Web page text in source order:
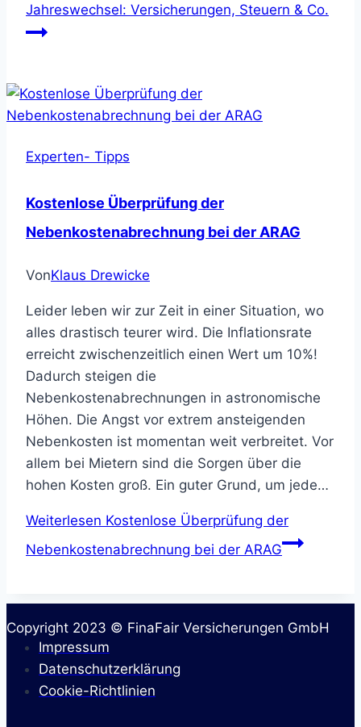
Jahreswechsel: Versicherungen, Steuern & Co.
Experten- Tipps
Kostenlose Überprüfung der
Nebenkostenabrechnung bei der ARAG
VonKlaus Drewicke
Leider leben wir zur Zeit in einer Situation, wo
alles drastisch teurer wird. Die Inflationsrate
erreicht zwischenzeitlich einen Wert um 10%!
Dadurch steigen die
Nebenkostenabrechnungen in astronomische
Höhen. Die Angst vor extrem ansteigenden
Nebenkosten ist momentan weit verbreitet. Vor
allem bei Mietern sind die Sorgen über die
hohen Kosten groß. Ein guter Grund, um jede…
Weiterlesen Kostenlose Überprüfung der
Nebenkostenabrechnung bei der ARAG
Copyright 2023 © FinaFair Versicherungen GmbH
Impressum
Datenschutzerklärung
Cookie-Richtlinien